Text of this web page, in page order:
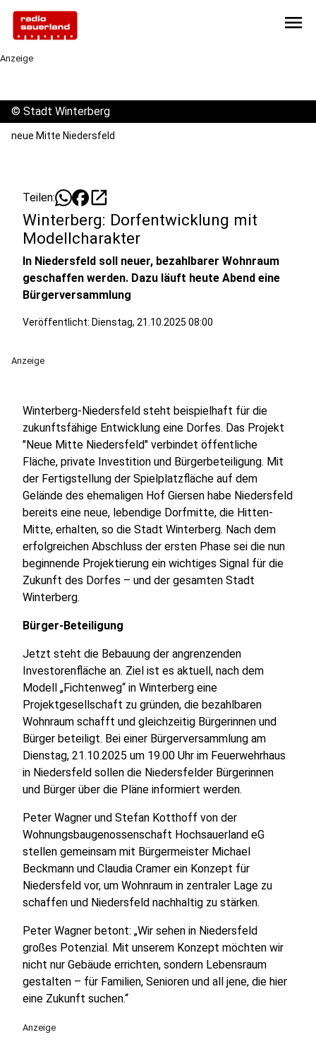
menu
Anzeige
© Stadt Winterberg
neue Mitte Niedersfeld
Teilen: open_in_new
Winterberg: Dorfentwicklung mit
Modellcharakter
In Niedersfeld soll neuer, bezahlbarer Wohnraum
geschaffen werden. Dazu läuft heute Abend eine
Bürgerversammlung
Veröffentlicht: Dienstag, 21.10.2025 08:00
Anzeige
Winterberg-Niedersfeld steht beispielhaft für die
zukunftsfähige Entwicklung eine Dorfes. Das Projekt
"Neue Mitte Niedersfeld" verbindet öffentliche
Fläche, private Investition und Bürgerbeteiligung. Mit
der Fertigstellung der Spielplatzfläche auf dem
Gelände des ehemaligen Hof Giersen habe Niedersfeld
bereits eine neue, lebendige Dorfmitte, die Hitten-
Mitte, erhalten, so die Stadt Winterberg. Nach dem
erfolgreichen Abschluss der ersten Phase sei die nun
beginnende Projektierung ein wichtiges Signal für die
Zukunft des Dorfes – und der gesamten Stadt
Winterberg.
Bürger-Beteiligung
Jetzt steht die Bebauung der angrenzenden
Investorenfläche an. Ziel ist es aktuell, nach dem
Modell „Fichtenweg“ in Winterberg eine
Projektgesellschaft zu gründen, die bezahlbaren
Wohnraum schafft und gleichzeitig Bürgerinnen und
Bürger beteiligt. Bei einer Bürgerversammlung am
Dienstag, 21.10.2025 um 19.00 Uhr im Feuerwehrhaus
in Niedersfeld sollen die Niedersfelder Bürgerinnen
und Bürger über die Pläne informiert werden.
Peter Wagner und Stefan Kotthoff von der
Wohnungsbaugenossenschaft Hochsauerland eG
stellen gemeinsam mit Bürgermeister Michael
Beckmann und Claudia Cramer ein Konzept für
Niedersfeld vor, um Wohnraum in zentraler Lage zu
schaffen und Niedersfeld nachhaltig zu stärken.
Peter Wagner betont: „Wir sehen in Niedersfeld
großes Potenzial. Mit unserem Konzept möchten wir
nicht nur Gebäude errichten, sondern Lebensraum
gestalten – für Familien, Senioren und all jene, die hier
eine Zukunft suchen.“
Anzeige